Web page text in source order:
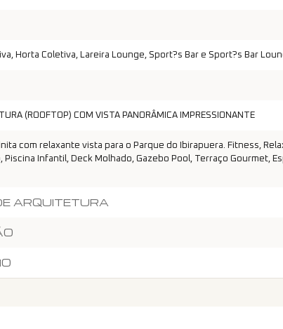
Horta Coletiva, Lareira Lounge, Sport?s Bar e Sport?s Bar
(ROOFTOP) COM VISTA PANORÂMICA IMPRESSIONANTE
com relaxante vista para o Parque do Ibirapuera. Fitness,
Piscina Infantil, Deck Molhado, Gazebo Pool, Terraço Gourmet,
ARQUITETURA